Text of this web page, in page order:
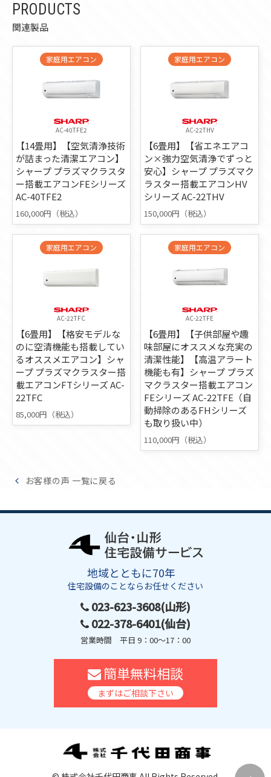
PRODUCTS
関連製品
家庭用エアコン
AC-40TFE2
【14畳用】【空気清浄技術
が詰まった清潔エアコン】
シャープ プラズマクラスタ
ー搭載エアコンFEシリーズ
AC-40TFE2
160,000円（税込）
家庭用エアコン
AC-22THV
【6畳用】【省エネエアコ
ン×強力空気清浄でずっと
安心】シャープ プラズマク
ラスター搭載エアコンHV
シリーズ AC-22THV
150,000円（税込）
家庭用エアコン
AC-22TFC
【6畳用】【格安モデルな
のに空清機能も搭載してい
るオススメエアコン】シャ
ープ プラズマクラスター搭
載エアコンFTシリーズ AC-
22TFC
85,000円（税込）
家庭用エアコン
AC-22TFE
【6畳用】【子供部屋や趣
味部屋にオススメな充実の
清潔性能】【高温アラート
機能も有】シャープ プラズ
マクラスター搭載エアコン
FEシリーズ AC-22TFE（自
動掃除のあるFHシリーズ
も取り扱い中）
110,000円（税込）
お客様の声 一覧に戻る
地域とともに70年
住宅設備のことならお任せください
023-623-3608(山形)
022-378-6401(仙台)
営業時間 平日 9：00～17：00
簡単無料相談
まずはご相談下さい